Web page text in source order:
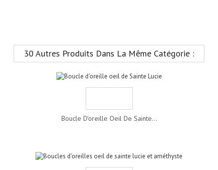
30 Autres Produits Dans La Même Catégorie :
Boucle D'oreille Oeil De Sainte...